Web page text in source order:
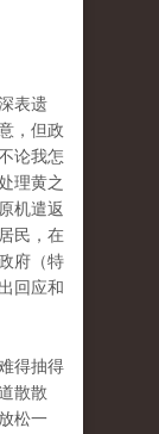
表遗
，但政
论我怎
理黄之
机遣返
民，在
府（特
回应和
得抽得
散散
松一